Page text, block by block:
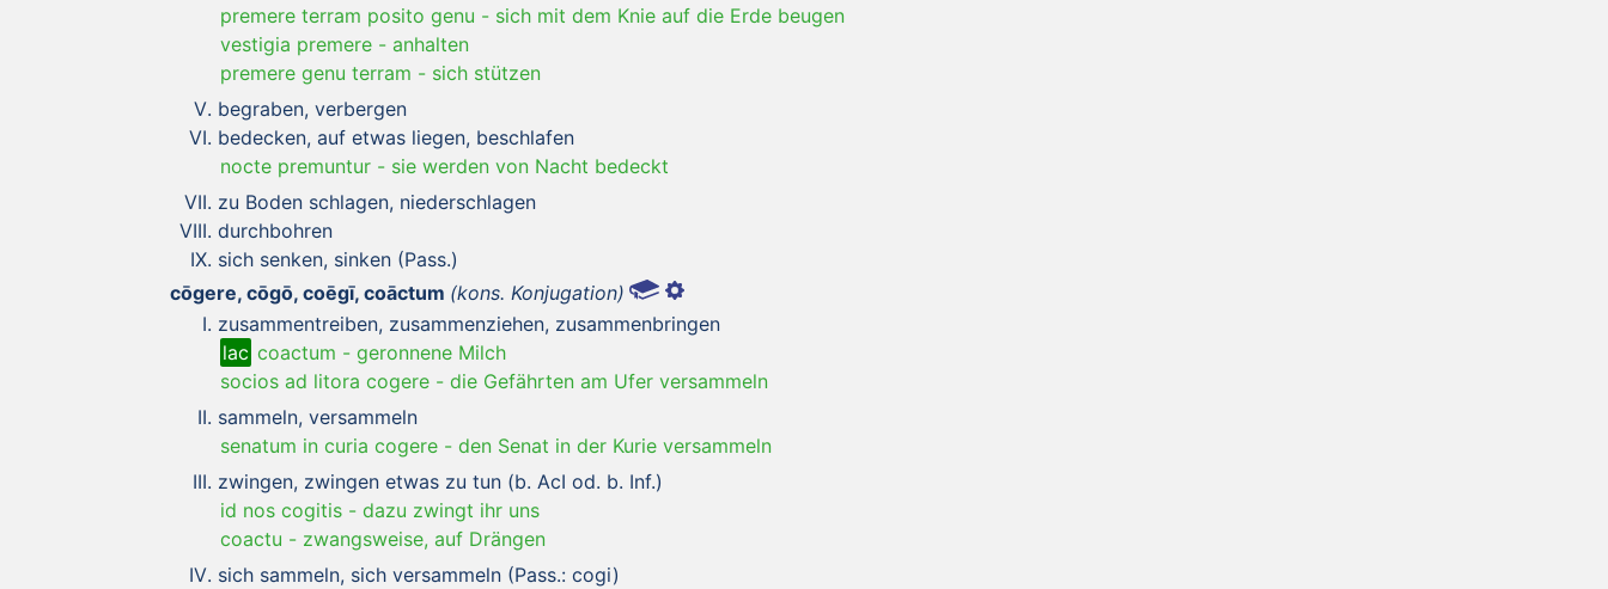
premere terram posito genu - sich mit dem Knie auf die Erde beugen
vestigia premere - anhalten
premere genu terram - sich stützen
begraben, verbergen
bedecken, auf etwas liegen, beschlafen
nocte premuntur - sie werden von Nacht bedeckt
zu Boden schlagen, niederschlagen
durchbohren
sich senken, sinken (Pass.)
cōgere, cōgō, coēgī, coāctum (kons. Konjugation)
zusammentreiben, zusammenziehen, zusammenbringen
lac coactum - geronnene Milch
socios ad litora cogere - die Gefährten am Ufer versammeln
sammeln, versammeln
senatum in curia cogere - den Senat in der Kurie versammeln
zwingen, zwingen etwas zu tun (b. AcI od. b. Inf.)
id nos cogitis - dazu zwingt ihr uns
coactu - zwangsweise, auf Drängen
sich sammeln, sich versammeln (Pass.: cogi)